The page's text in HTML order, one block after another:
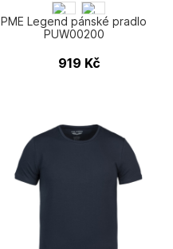
PME Legend pánské pradlo
PUW00200
919 Kč